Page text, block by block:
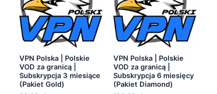
VPN Polska | Polskie
VOD za granicą |
Subskrypcja 3 miesiące
(Pakiet Gold)
VPN Polska | Polskie
VOD za granicą |
Subskrypcja 6 miesięcy
(Pakiet Diamond)